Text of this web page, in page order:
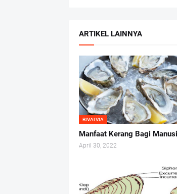
ARTIKEL LAINNYA
BIVALVIA
Manfaat Kerang Bagi
April 30, 2022